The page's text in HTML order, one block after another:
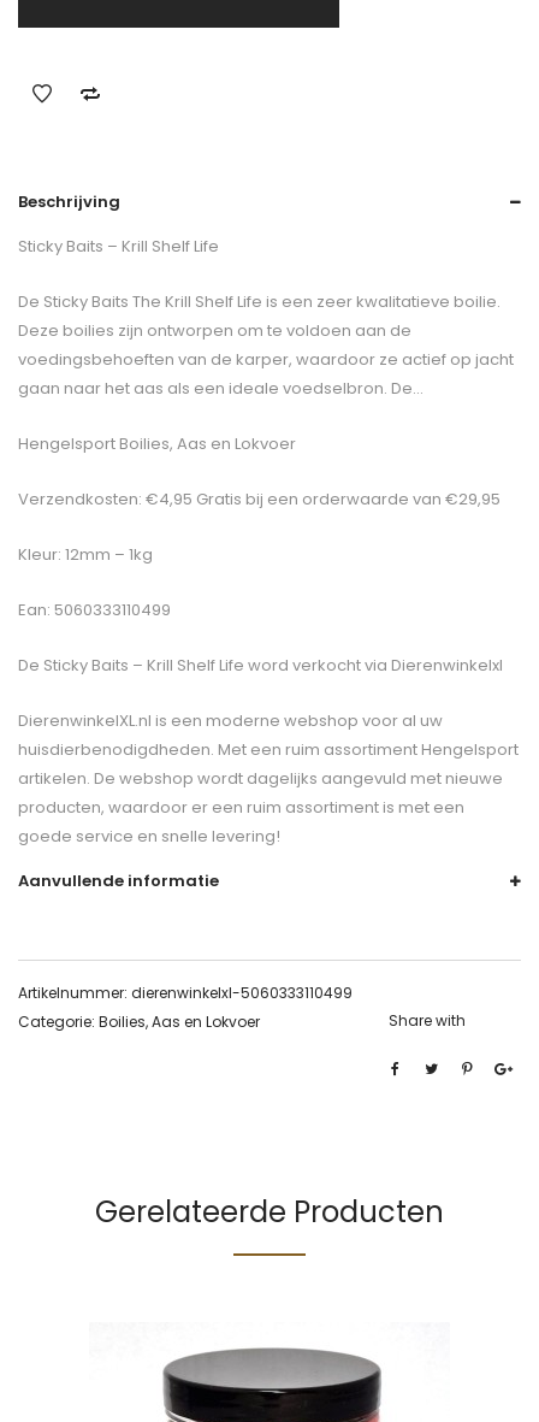
Beschrijving
Sticky Baits – Krill Shelf Life
De Sticky Baits The Krill Shelf Life is een zeer kwalitatieve boilie.
Deze boilies zijn ontworpen om te voldoen aan de
voedingsbehoeften van de karper, waardoor ze actief op jacht
gaan naar het aas als een ideale voedselbron. De…
Hengelsport Boilies, Aas en Lokvoer
Verzendkosten: €4,95 Gratis bij een orderwaarde van €29,95
Kleur: 12mm – 1kg
Ean: 5060333110499
De Sticky Baits – Krill Shelf Life word verkocht via Dierenwinkelxl
DierenwinkelXL.nl is een moderne webshop voor al uw
huisdierbenodigdheden. Met een ruim assortiment Hengelsport
artikelen. De webshop wordt dagelijks aangevuld met nieuwe
producten, waardoor er een ruim assortiment is met een
goede service en snelle levering!
Aanvullende informatie
Artikelnummer: dierenwinkelxl-5060333110499
Categorie: Boilies, Aas en Lokvoer Share with
Gerelateerde Producten